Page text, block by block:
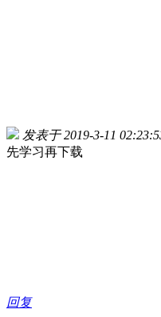
发表于 2019-3-11
先学习再下载
回复